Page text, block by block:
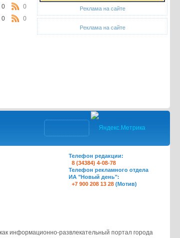
0 0
0 0
Реклама на сайте
Реклама на сайте
Телефон редакции:
8 (34384) 4-08-78
Телефон рекламного отдела
ИА "Новый день":
+7 900 208 13 28 (Мотив)
информационно-развлекательный портал города